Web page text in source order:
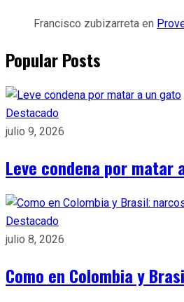
Francisco zubizarreta en
Popular Posts
Destacado
julio 9, 2026
Leve condena por matar
Destacado
julio 8, 2026
Como en Colombia y